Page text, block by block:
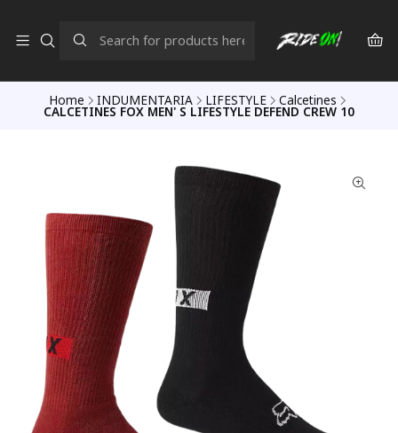
Home INDUMENTARIA LIFESTYLE Calcetines
CALCETINES FOX MEN' S LIFESTYLE DEFEND CREW 10